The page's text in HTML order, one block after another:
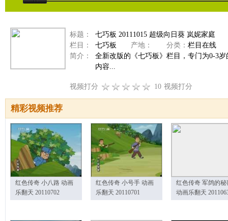
标题：
七巧板 20111015 超级向日葵 岚妮家庭
栏目：
七巧板 产地： 分类： 栏目在线
简介：
全新改版的《七巧板》栏目，专门为0-3
内容...
视频打分 10 视频打分
精彩视频推荐
红色传奇 小八路 动画
乐翻天 20110702
红色传奇 小号手 动画
乐翻天 20110701
红色传奇 军鸽的秘
动画乐翻天